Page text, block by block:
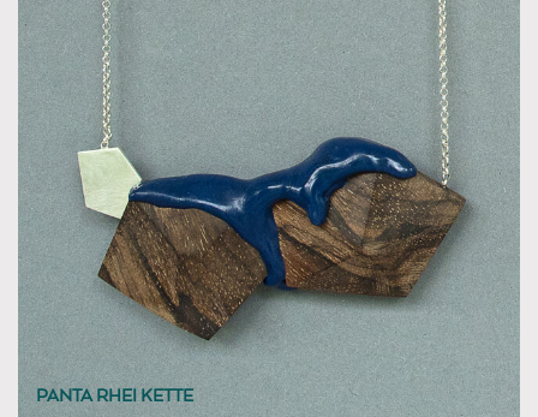
PANTA RHEI KETTE